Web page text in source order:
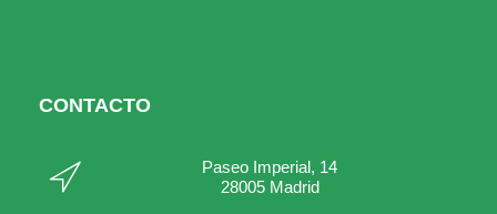
CONTACTO
Paseo Imperial, 14
28005 Madrid